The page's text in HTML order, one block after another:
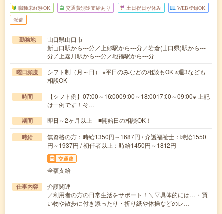
職種未経験OK 交通費別途支給あり 土日祝日が休み WEB登録OK
派遣
勤務地
山口県山口市
新山口駅から---分／上郷駅から---分／岩倉(山口県)駅から---
分／上嘉川駅から---分／地福駅から---分
曜日頻度
シフト制（月～日） ※平日のみなどの相談もOK ※週3なども
相談OK
時間
【シフト例】07:00～16:0009:00～18:0017:00～09:00※ 上記
は一例です！そ…
期間 即日～2ヶ月以上 ■開始日の相談OK！
時給
無資格の方：時給1350円～1687円 / 介護福祉士：時給1550
円～1937円 / 初任者以上：時給1450円～1812円
交通費
全額支給
仕事内容
介護関連
／利用者の方の日常生活をサポート！＼▽具体的には…・買
い物や散歩に付き添ったり・折り紙や体操などのレ…